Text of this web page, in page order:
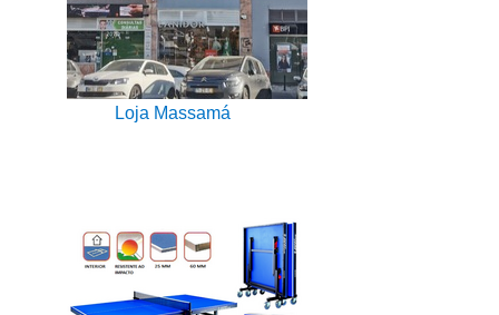
Loja Massamá